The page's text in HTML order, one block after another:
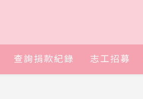
查詢捐款紀錄 志工招募